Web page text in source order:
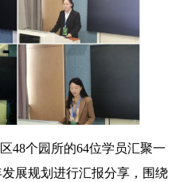
48个园所的64位学员汇聚一
展规划进行汇报分享，围绕